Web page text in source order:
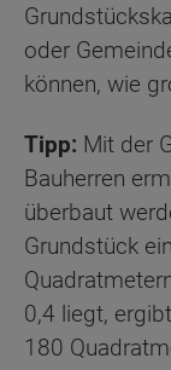
oder
können, wie
Tipp: Mit der
Bauherren
überbaut
Grundstück
0,4 liegt,
180